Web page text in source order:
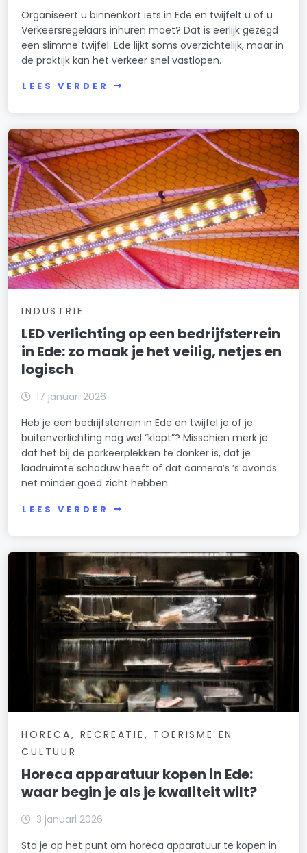
Organiseert u binnenkort iets in Ede en twijfelt u of u
Verkeersregelaars inhuren moet? Dat is eerlijk gezegd
een slimme twijfel. Ede lijkt soms overzichtelijk, maar in
de praktijk kan het verkeer snel vastlopen.
LEES VERDER
INDUSTRIE
LED verlichting op een bedrijfsterrein
in Ede: zo maak je het veilig, netjes en
logisch
17 januari 2026
Heb je een bedrijfsterrein in Ede en twijfel je of je
buitenverlichting nog wel “klopt”? Misschien merk je
dat het bij de parkeerplekken te donker is, dat je
laadruimte schaduw heeft of dat camera’s ’s avonds
net minder goed zicht hebben.
LEES VERDER
HORECA, RECREATIE, TOERISME EN
CULTUUR
Horeca apparatuur kopen in Ede:
waar begin je als je kwaliteit wilt?
3 januari 2026
Sta je op het punt om horeca apparatuur te kopen in